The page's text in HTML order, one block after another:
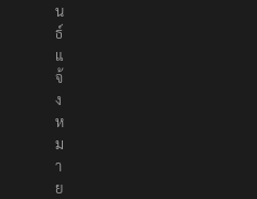
น
ธ์
แ
จ้
ง
ห
ม
า
ย